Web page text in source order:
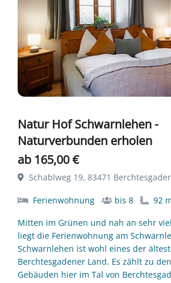
Natur Hof Schwarnlehen -
Naturverbunden erholen
ab 165,00 €
Schablweg 19, 83471
Ferienwohnung bis 8
92
Mitten im Grünen und nah an sehr
liegt die Ferienwohnung am
Schwarnlehen ist wohl eines der
Berchtesgadener Land. Es zählt zu
Gebäuden hier im Tal von